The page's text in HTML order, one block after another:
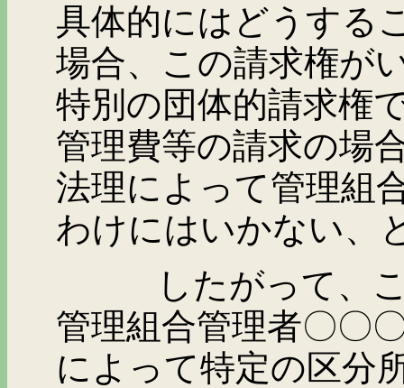
具体的にはどうする
場合、この請求権が
特別の団体的請求権
管理費等の請求の場
法理によって管理組
わけにはいかない、
したがって、この
管理組合管理者〇〇
によって特定の区分